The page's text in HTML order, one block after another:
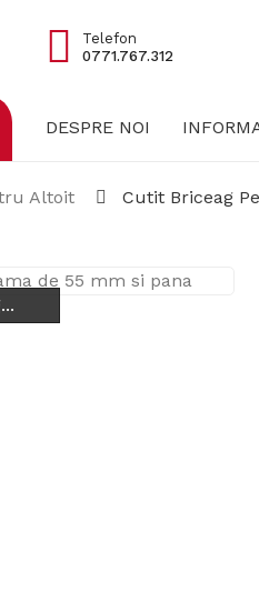
Telefon
0771.767.312
DESPRE NOI
Altoit Cutit Briceag